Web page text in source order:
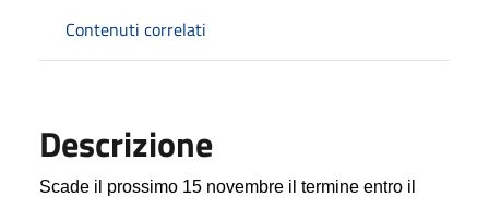
Contenuti correlati
Descrizione
Scade il prossimo 15 novembre il termine entro il